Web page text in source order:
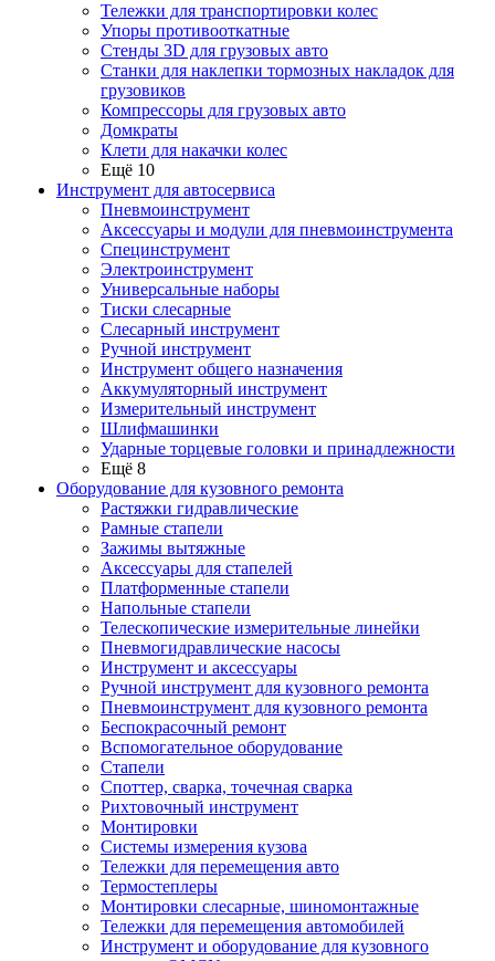
Тележки для транспортировки колес
Упоры противооткатные
Стенды 3D для грузовых авто
Станки для наклепки тормозных накладок для
грузовиков
Компрессоры для грузовых авто
Домкраты
Клети для накачки колес
Ещё 10
Инструмент для автосервиса
Пневмоинструмент
Аксессуары и модули для пневмоинструмента
Специнструмент
Электроинструмент
Универсальные наборы
Тиски слесарные
Слесарный инструмент
Ручной инструмент
Инструмент общего назначения
Аккумуляторный инструмент
Измерительный инструмент
Шлифмашинки
Ударные торцевые головки и принадлежности
Ещё 8
Оборудование для кузовного ремонта
Растяжки гидравлические
Рамные стапели
Зажимы вытяжные
Аксессуары для стапелей
Платформенные стапели
Напольные стапели
Телескопические измерительные линейки
Пневмогидравлические насосы
Инструмент и аксессуары
Ручной инструмент для кузовного ремонта
Пневмоинструмент для кузовного ремонта
Беспокрасочный ремонт
Вспомогательное оборудование
Стапели
Споттер, сварка, точечная сварка
Рихтовочный инструмент
Монтировки
Системы измерения кузова
Тележки для перемещения авто
Термостеплеры
Монтировки слесарные, шиномонтажные
Тележки для перемещения автомобилей
Инструмент и оборудование для кузовного